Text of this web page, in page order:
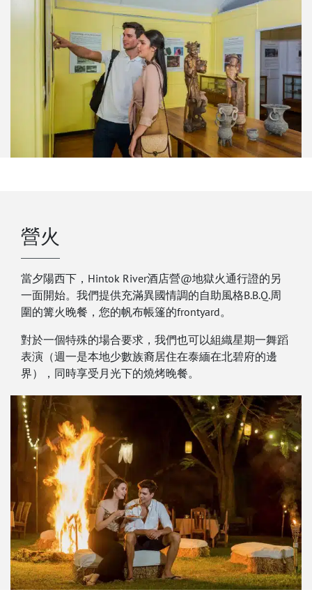
營火
當夕陽西下，Hintok River酒店營@地獄火通行證的另
一面開始。我們提供充滿異國情調的自助風格B.B.Q.周
圍的篝火晚餐，您的帆布帳篷的frontyard。
對於一個特殊的場合要求，我們也可以組織星期一舞蹈
表演（週一是本地少數族裔居住在泰緬在北碧府的邊
界），同時享受月光下的燒烤晚餐。